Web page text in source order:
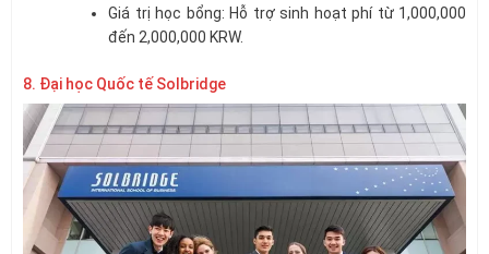
Giá trị học bổng: Hỗ trợ sinh hoạt phí từ 1,000,000
đến 2,000,000 KRW.
8. Đại học Quốc tế Solbridge